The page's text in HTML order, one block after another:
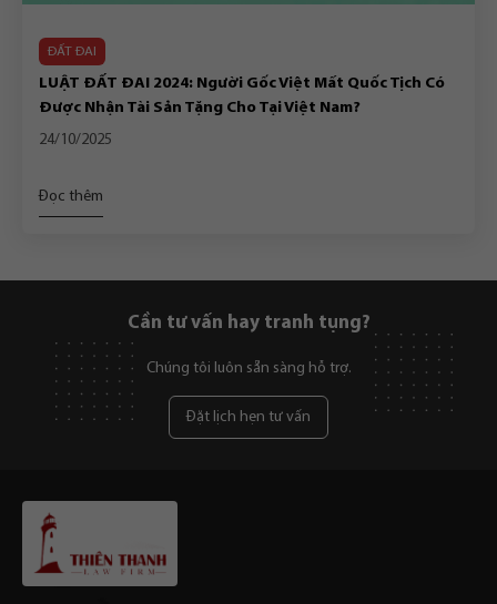
ĐẤT ĐAI
LUẬT ĐẤT ĐAI 2024: Người Gốc Việt Mất Quốc Tịch Có
Được Nhận Tài Sản Tặng Cho Tại Việt Nam?
24/10/2025
Đọc thêm
Cần tư vấn hay tranh tụng?
Chúng tôi luôn sẵn sàng hỗ trợ.
Đặt lịch hẹn tư vấn